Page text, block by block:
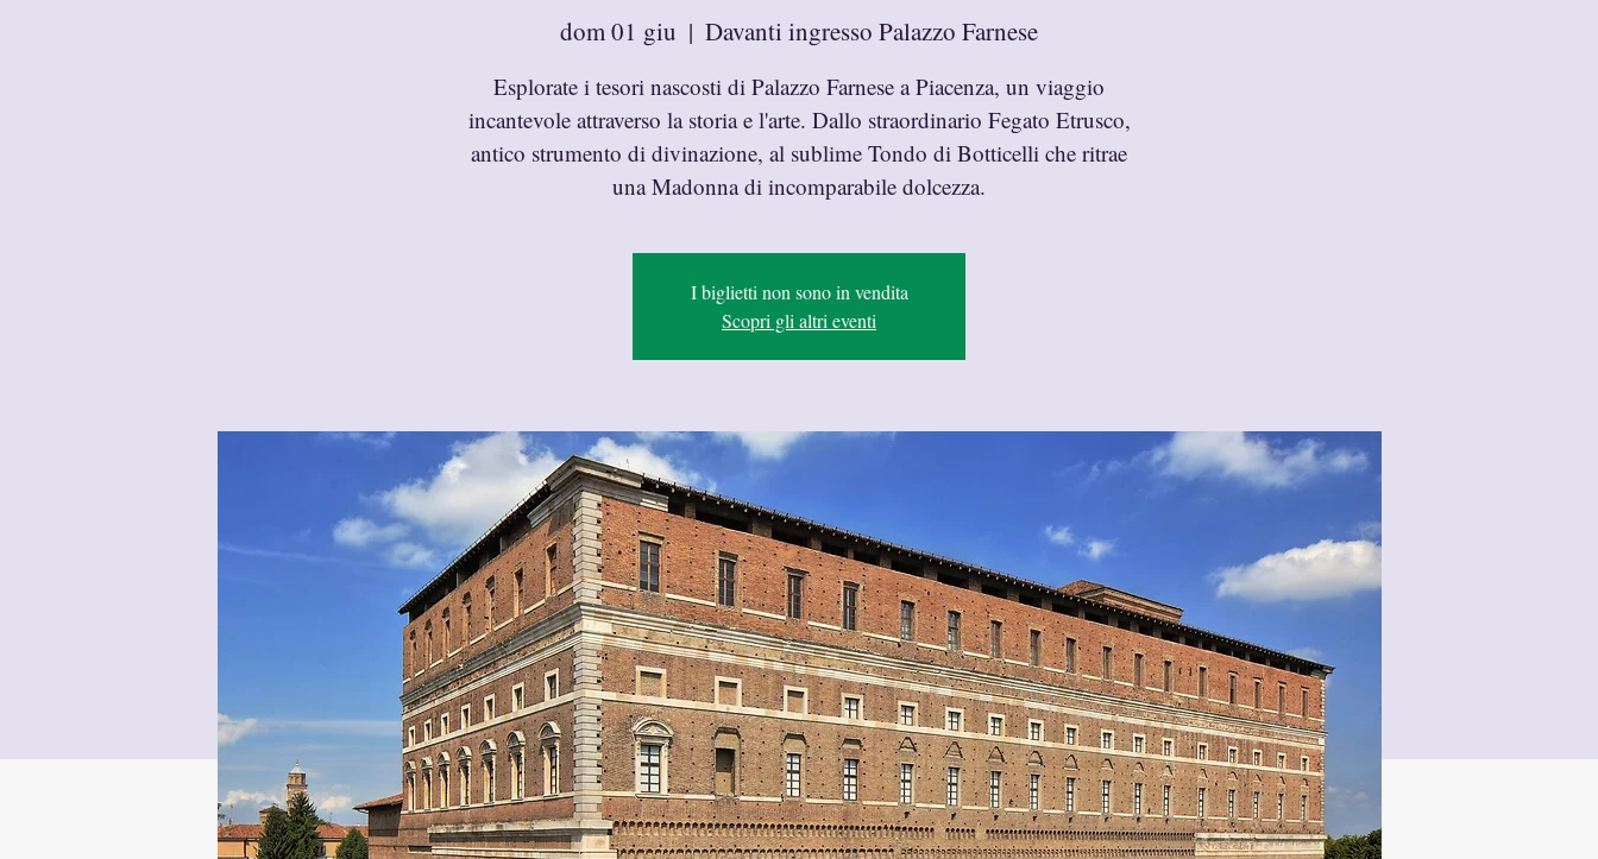
dom 01 giu
  |
Davanti ingresso Palazzo Farnese
Esplorate i tesori nascosti di Palazzo Farnese a Piacenza, un viaggio
incantevole attraverso la storia e l'arte. Dallo straordinario Fegato Etrusco,
antico strumento di divinazione, al sublime Tondo di Botticelli che ritrae
una Madonna di incomparabile dolcezza.
I biglietti non sono in vendita
Scopri gli altri eventi